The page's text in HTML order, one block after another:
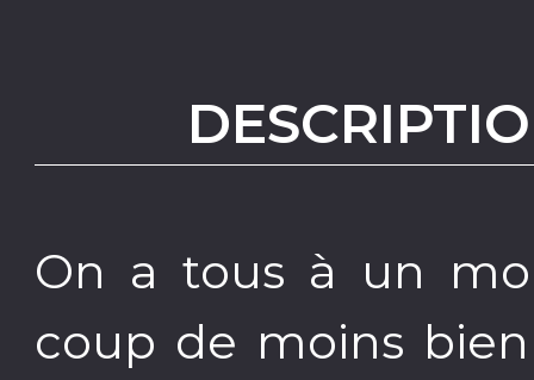
On a tous à un
coup de moins